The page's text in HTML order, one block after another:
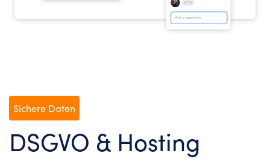
Sichere Daten
DSGVO & Hosting